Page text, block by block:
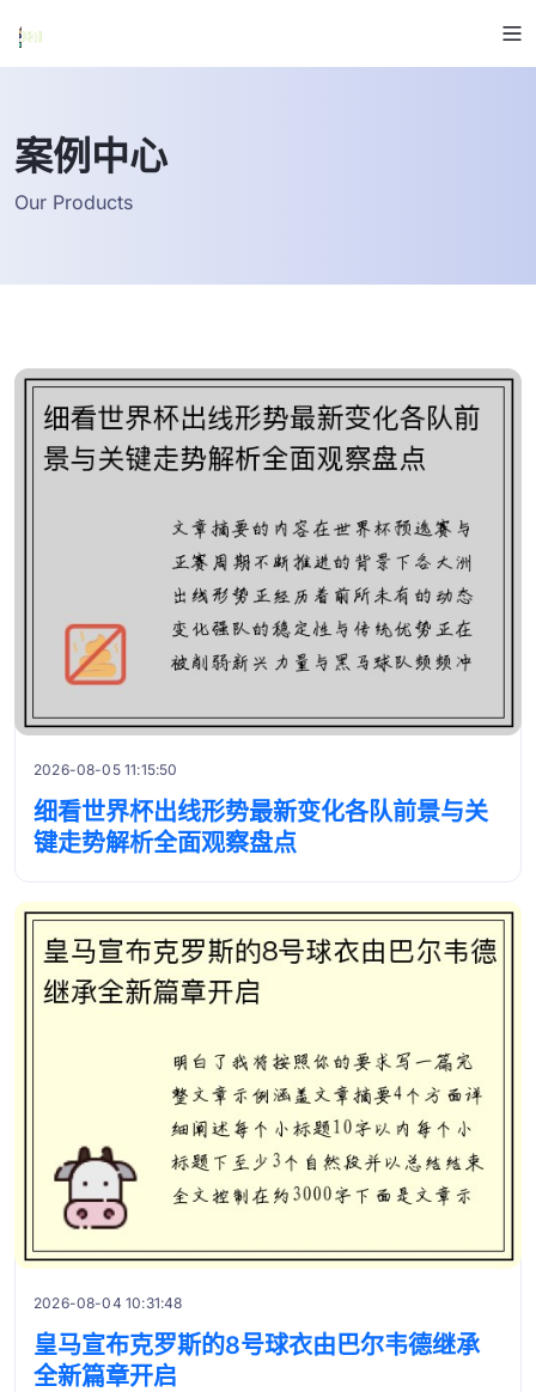
案例中心
Our Products
2026-08-05 11:15:50
细看世界杯出线形势最新变化各队前景与关
键走势解析全面观察盘点
2026-08-04 10:31:48
皇马宣布克罗斯的8号球衣由巴尔韦德继承
全新篇章开启